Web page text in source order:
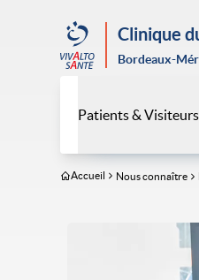
Clinique
Bordeaux-
Patients & Visiteurs
Accueil Nous connaître